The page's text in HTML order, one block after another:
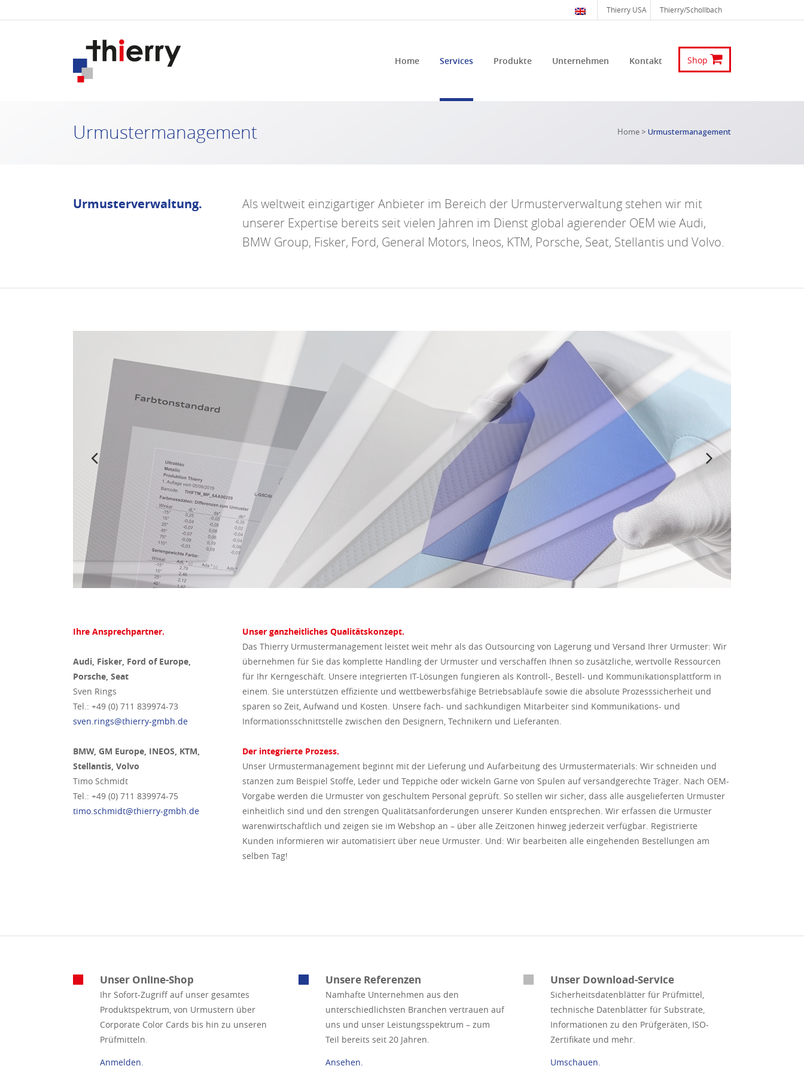
Thierry USA Thierry/Schollbach
Shop
Home Services Produkte Unternehmen Kontakt
Urmustermanagement Home > Urmustermanagement
Urmusterverwaltung.
Als weltweit einzigartiger Anbieter im Bereich der Urmusterverwaltung stehen wir mit
unserer Expertise bereits seit vielen Jahren im Dienst global agierender OEM wie Audi,
BMW Group, Fisker, Ford, General Motors, Ineos, KTM, Porsche, Seat, Stellantis und Volvo.
Ihre Ansprechpartner.
Audi, Fisker, Ford of Europe,
Porsche, Seat
Sven Rings
Tel.: +49 (0) 711 839974-73
sven.rings@thierry-gmbh.de
BMW, GM Europe, INEOS, KTM,
Stellantis, Volvo
Timo Schmidt
Tel.: +49 (0) 711 839974-75
timo.schmidt@thierry-gmbh.de
Unser ganzheitliches Qualitätskonzept.
Das Thierry Urmustermanagement leistet weit mehr als das Outsourcing von Lagerung und Versand Ihrer Urmuster: Wir
übernehmen für Sie das komplette Handling der Urmuster und verschaffen Ihnen so zusätzliche, wertvolle Ressourcen
für Ihr Kerngeschäft. Unsere integrierten IT-Lösungen fungieren als Kontroll-, Bestell- und Kommunikationsplattform in
einem. Sie unterstützen effiziente und wettbewerbsfähige Betriebsabläufe sowie die absolute Prozesssicherheit und
sparen so Zeit, Aufwand und Kosten. Unsere fach- und sachkundigen Mitarbeiter sind Kommunikations- und
Informationsschnittstelle zwischen den Designern, Technikern und Lieferanten.
Der integrierte Prozess.
Unser Urmustermanagement beginnt mit der Lieferung und Aufarbeitung des Urmustermaterials: Wir schneiden und
stanzen zum Beispiel Stoffe, Leder und Teppiche oder wickeln Garne von Spulen auf versandgerechte Träger. Nach OEM-
Vorgabe werden die Urmuster von geschultem Personal geprüft. So stellen wir sicher, dass alle ausgelieferten Urmuster
einheitlich sind und den strengen Qualitätsanforderungen unserer Kunden entsprechen. Wir erfassen die Urmuster
warenwirtschaftlich und zeigen sie im Webshop an – über alle Zeitzonen hinweg jederzeit verfügbar. Registrierte
Kunden informieren wir automatisiert über neue Urmuster. Und: Wir bearbeiten alle eingehenden Bestellungen am
selben Tag!
Unser Online-Shop
Ihr Sofort-Zugriff auf unser gesamtes
Produktspektrum, von Urmustern über
Corporate Color Cards bis hin zu unseren
Prüfmitteln.
Anmelden.
Unsere Referenzen
Namhafte Unternehmen aus den
unterschiedlichsten Branchen vertrauen auf
uns und unser Leistungsspektrum – zum
Teil bereits seit 20 Jahren.
Ansehen.
Unser Download-Service
Sicherheitsdatenblätter für Prüfmittel,
technische Datenblätter für Substrate,
Informationen zu den Prüfgeräten, ISO-
Zertifikate und mehr.
Umschauen.